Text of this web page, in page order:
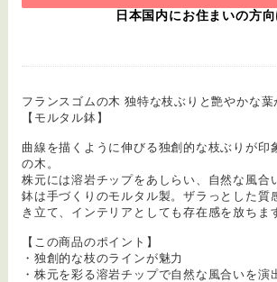
日本国内にお住まいの方
フランスゴムの木 独特な枝ぶりと艶やかな葉
【モルタル鉢】
曲線を描くように伸びる独創的な枝ぶりが印
の木。
株元には溶岩チップをあしらい、自然な風合
鉢は手づくりのモルタル製。ザラっとした質
き立て、インテリアとしても存在感を放ちま
【この商品のポイント】
・独創的な枝のラインが魅力
・株元を彩る溶岩チップで自然な風合いを演